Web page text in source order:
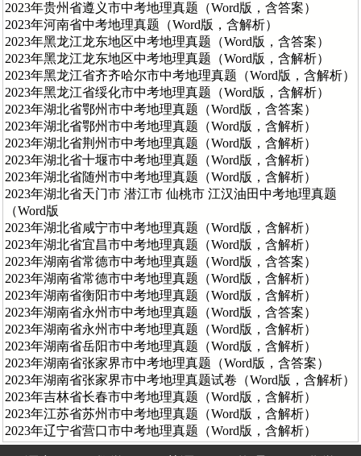
2023年贵州省遵义市中考地理真题（Word版，含答案）
2023年河南省中考地理真题（Word版，含解析）
2023年黑龙江龙东地区中考地理真题（Word版，含答案）
2023年黑龙江龙东地区中考地理真题（Word版，含解析）
2023年黑龙江省齐齐哈尔市中考地理真题（Word版，含解析）
2023年黑龙江省绥化市中考地理真题（Word版，含解析）
2023年湖北省鄂州市中考地理真题（Word版，含答案）
2023年湖北省鄂州市中考地理真题（Word版，含解析）
2023年湖北省荆州市中考地理真题（Word版，含解析）
2023年湖北省十堰市中考地理真题（Word版，含解析）
2023年湖北省随州市中考地理真题（Word版，含解析）
2023年湖北省天门市 潜江市 仙桃市 江汉油田中考地理真题
（Word版
2023年湖北省咸宁市中考地理真题（Word版，含解析）
2023年湖北省宜昌市中考地理真题（Word版，含解析）
2023年湖南省常德市中考地理真题（Word版，含答案）
2023年湖南省常德市中考地理真题（Word版，含解析）
2023年湖南省衡阳市中考地理真题（Word版，含解析）
2023年湖南省永州市中考地理真题（Word版，含答案）
2023年湖南省永州市中考地理真题（Word版，含解析）
2023年湖南省岳阳市中考地理真题（Word版，含解析）
2023年湖南省张家界市中考地理真题（Word版，含答案）
2023年湖南省张家界市中考地理真题试卷（Word版，含解析）
2023年吉林省长春市中考地理真题（Word版，含解析）
2023年江苏省苏州市中考地理真题（Word版，含解析）
2023年辽宁省营口市中考地理真题（Word版，含解析）